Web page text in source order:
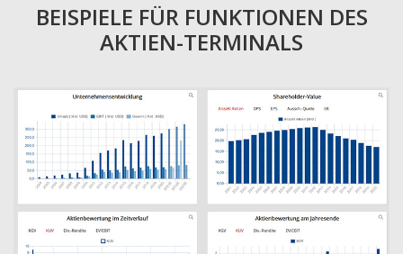
BEISPIELE FÜR FUNKTIONEN DES
AKTIEN-TERMINALS